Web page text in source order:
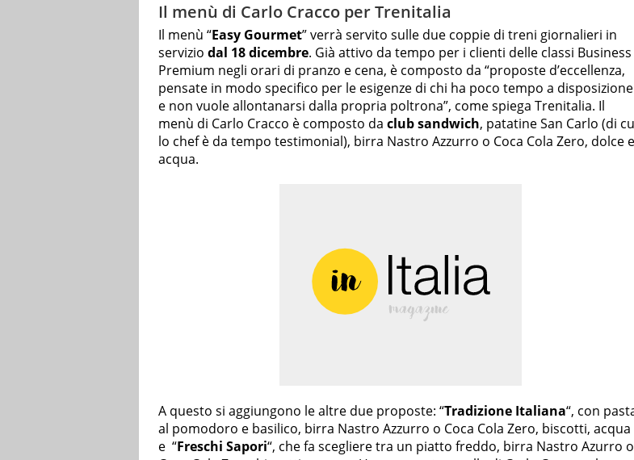
Il menù di Carlo Cracco per Trenitalia
Il menù “Easy Gourmet” verrà servito sulle due coppie di treni giornalieri in
servizio dal 18 dicembre. Già attivo da tempo per i clienti delle classi Business
Premium negli orari di pranzo e cena, è composto da “proposte d’eccellenza,
pensate in modo specifico per le esigenze di chi ha poco tempo a disposizione
e non vuole allontanarsi dalla propria poltrona”, come spiega Trenitalia. Il
menù di Carlo Cracco è composto da club sandwich, patatine San Carlo (di
lo chef è da tempo testimonial), birra Nastro Azzurro o Coca Cola Zero, dolce e
acqua.
A questo si aggiungono le altre due proposte: “Tradizione Italiana“, con
al pomodoro e basilico, birra Nastro Azzurro o Coca Cola Zero, biscotti, acqua
e “Freschi Sapori“, che fa scegliere tra un piatto freddo, birra Nastro Azurro o